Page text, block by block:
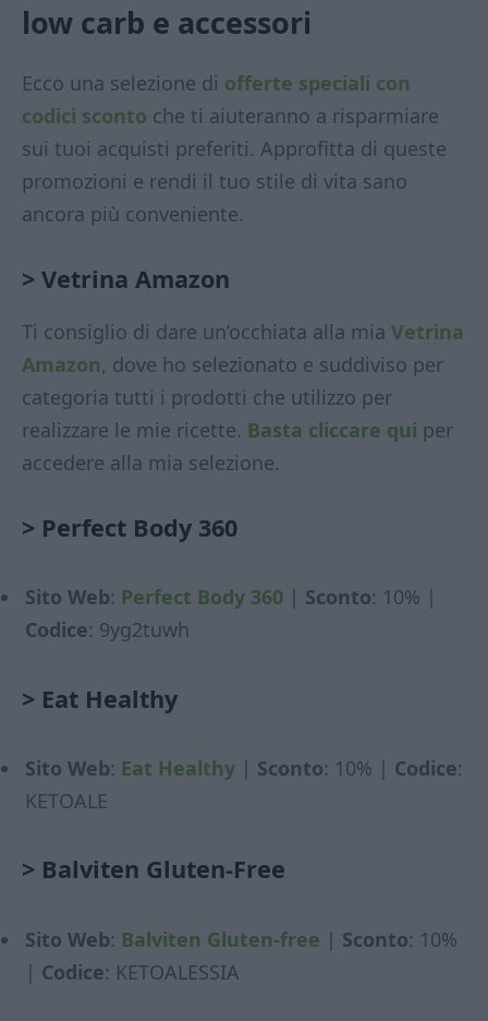
low carb e accessori
Ecco una selezione di offerte speciali con
codici sconto che ti aiuteranno a risparmiare
sui tuoi acquisti preferiti. Approfitta di queste
promozioni e rendi il tuo stile di vita sano
ancora più conveniente.
> Vetrina Amazon
Ti consiglio di dare un’occhiata alla mia Vetrina
Amazon, dove ho selezionato e suddiviso per
categoria tutti i prodotti che utilizzo per
realizzare le mie ricette. Basta cliccare qui per
accedere alla mia selezione.
> Perfect Body 360
Sito Web: Perfect Body 360 | Sconto: 10% |
Codice: 9yg2tuwh
> Eat Healthy
Sito Web: Eat Healthy | Sconto: 10% | Codice:
KETOALE
> Balviten Gluten-Free
Sito Web: Balviten Gluten-free | Sconto: 10%
| Codice: KETOALESSIA